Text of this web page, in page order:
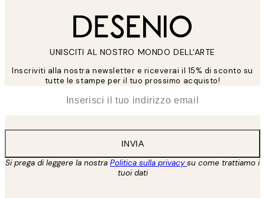
UNISCITI AL NOSTRO MONDO DELL'ARTE
Inscriviti alla nostra newsletter e riceverai il 15% di sconto su
tutte le stampe per il tuo prossimo acquisto!
INVIA
Si prega di leggere la nostra Politica sulla privacysu come trattiamo i
tuoi dati